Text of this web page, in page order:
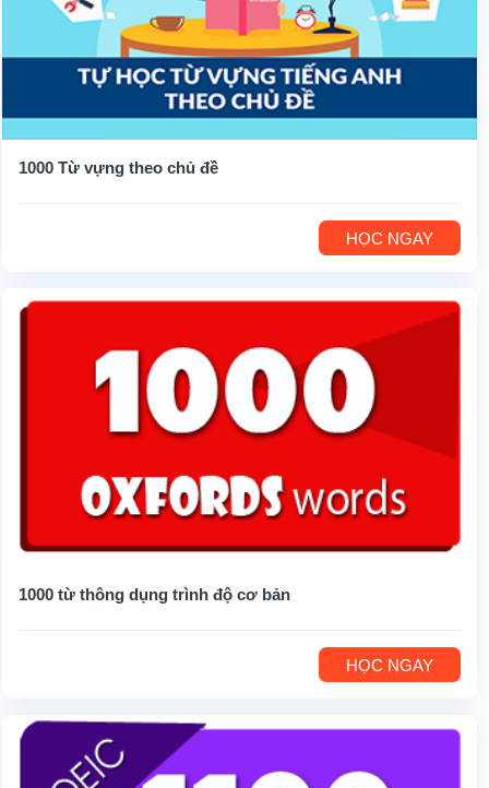
1000 Từ vựng theo chủ đề
HỌC NGAY
1000 từ thông dụng trình độ cơ bản
HỌC NGAY